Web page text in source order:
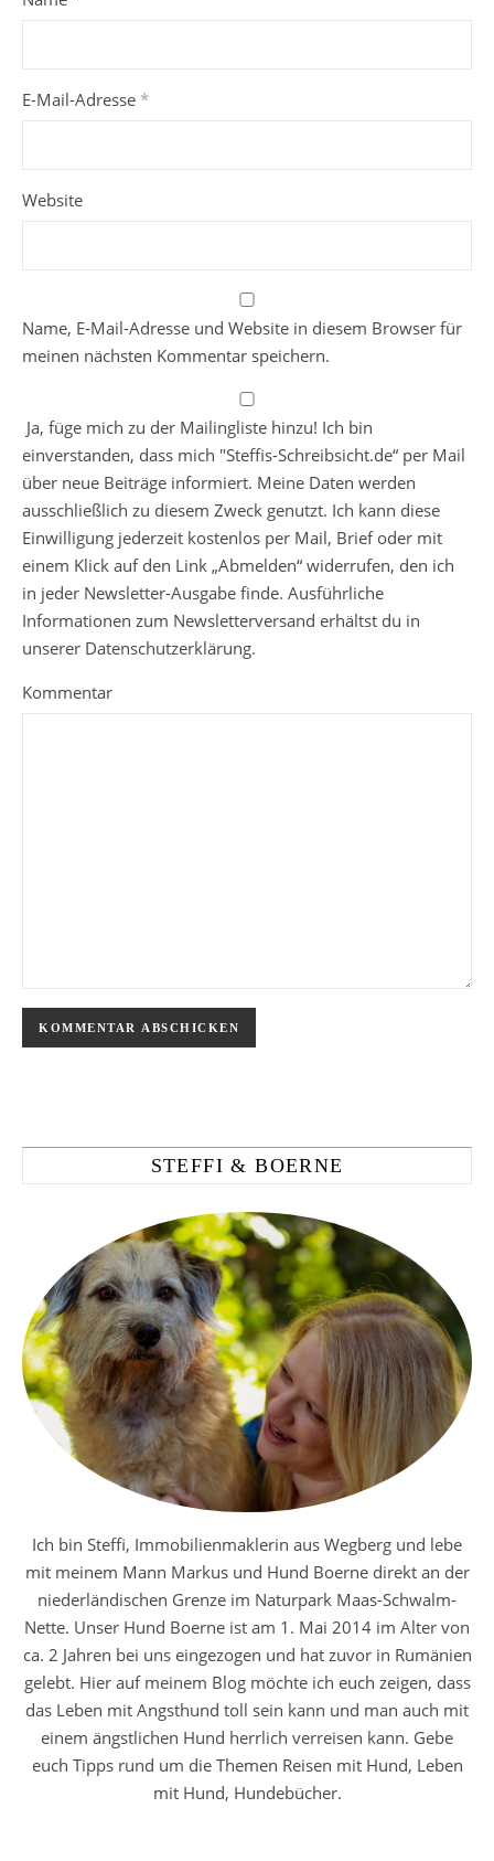
E-Mail-Adresse *
Website
Name, E-Mail-Adresse und Website in diesem Browser für
meinen nächsten Kommentar speichern.
Ja, füge mich zu der Mailingliste hinzu! Ich bin
einverstanden, dass mich "Steffis-Schreibsicht.de“ per Mail
über neue Beiträge informiert. Meine Daten werden
ausschließlich zu diesem Zweck genutzt. Ich kann diese
Einwilligung jederzeit kostenlos per Mail, Brief oder mit
einem Klick auf den Link „Abmelden“ widerrufen, den ich
in jeder Newsletter-Ausgabe finde. Ausführliche
Informationen zum Newsletterversand erhältst du in
unserer Datenschutzerklärung.
Kommentar
STEFFI & BOERNE
Ich bin Steffi, Immobilienmaklerin aus Wegberg und lebe
mit meinem Mann Markus und Hund Boerne direkt an der
niederländischen Grenze im Naturpark Maas-Schwalm-
Nette. Unser Hund Boerne ist am 1. Mai 2014 im Alter von
ca. 2 Jahren bei uns eingezogen und hat zuvor in Rumänien
gelebt. Hier auf meinem Blog möchte ich euch zeigen, dass
das Leben mit Angsthund toll sein kann und man auch mit
einem ängstlichen Hund herrlich verreisen kann. Gebe
euch Tipps rund um die Themen Reisen mit Hund, Leben
mit Hund, Hundebücher.